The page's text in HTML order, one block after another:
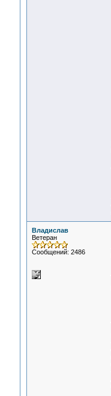
Владислав
Ветеран
Сообщений: 2486